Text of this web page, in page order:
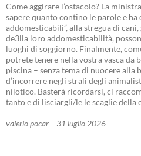
Come aggirare l’ostacolo? La
sapere quanto contino le parole e
addomesticabili”, alla stregua di
de3lla loro addomesticabilità,
luoghi di soggiorno. Finalmente,
potrete tenere nella vostra vasca da
piscina – senza tema di nuocere alla
d’incorrere negli strali degli
nilotico. Basterà ricordarsi, ci
tanto e di lisciargli/le le scaglie della
valerio pocar – 31 luglio 2026